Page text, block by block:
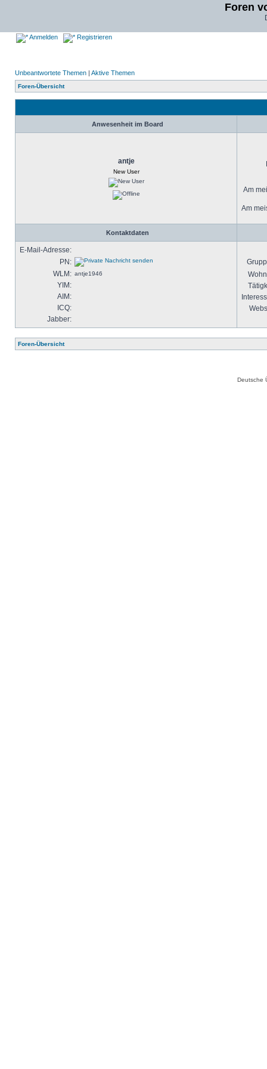
Foren
Anmelden Registrieren
Unbeantwortete Themen | Aktive Themen
Foren-Übersicht
Anwesenheit im Board
antje
New User
Am
Am
Kontaktdaten
E-Mail-Adresse:
PN:
WLM: antje1946
YIM:
AIM:
ICQ:
Jabber:
Foren-Übersicht
Deutsche